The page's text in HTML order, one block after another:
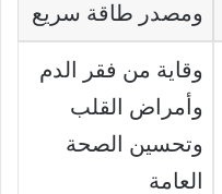
ومصدر طاقة سريع
وقاية من فقر الدم
وأمراض القلب
وتحسين الصحة
العامة